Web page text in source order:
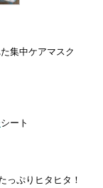
集中ケアマスク
シート
っぷりヒタヒタ！